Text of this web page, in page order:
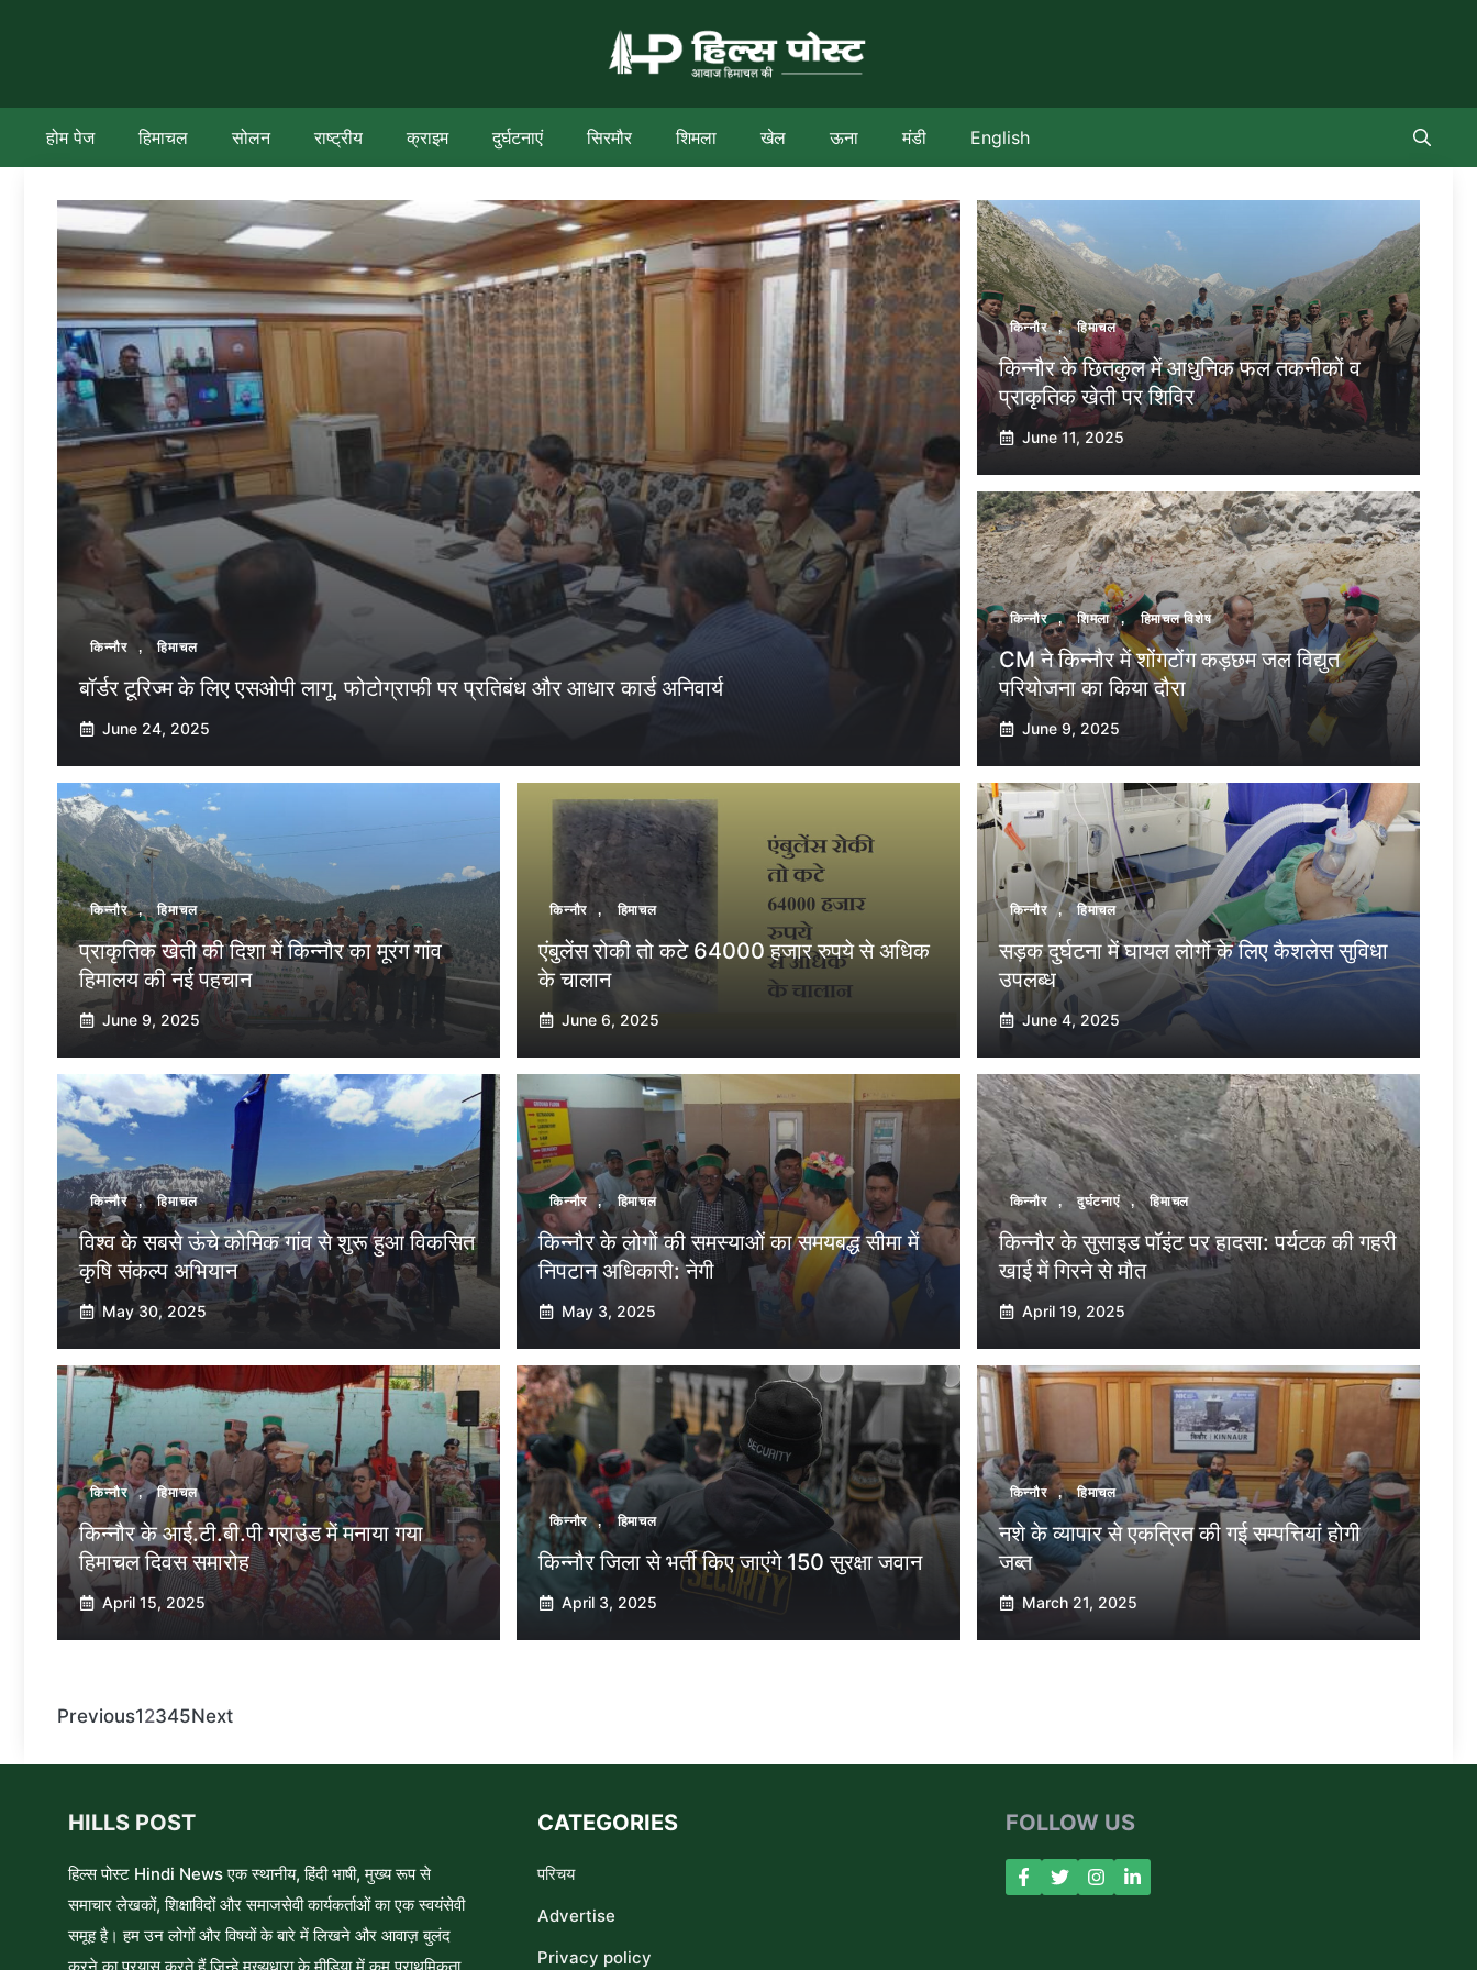
होम पेज हिमाचल सोलन राष्ट्रीय क्राइम दुर्घटनाएं सिरमौर शिमला खेल ऊना मंडी English
किन्नौर , हिमाचल
बॉर्डर टूरिज्म के लिए एसओपी लागू, फोटोग्राफी पर प्रतिबंध और आधार कार्ड अनिवार्य
June 24, 2025
किन्नौर , हिमाचल
किन्नौर के छितकुल में आधुनिक फल तकनीकों व
प्राकृतिक खेती पर शिविर
June 11, 2025
किन्नौर , शिमला , हिमाचल विशेष
CM ने किन्नौर में शोंगटोंग कड़छम जल विद्युत
परियोजना का किया दौरा
June 9, 2025
किन्नौर , हिमाचल
प्राकृतिक खेती की दिशा में किन्नौर का मूरंग गांव
हिमालय की नई पहचान
June 9, 2025
किन्नौर , हिमाचल
एंबुलेंस रोकी तो कटे 64000 हजार रुपये से अधिक
के चालान
June 6, 2025
किन्नौर , हिमाचल
सड़क दुर्घटना में घायल लोगों के लिए कैशलेस सुविधा
उपलब्ध
June 4, 2025
किन्नौर , हिमाचल
विश्व के सबसे ऊंचे कोमिक गांव से शुरू हुआ विकसित
कृषि संकल्प अभियान
May 30, 2025
किन्नौर , हिमाचल
किन्नौर के लोगों की समस्याओं का समयबद्ध सीमा में
निपटान अधिकारी: नेगी
May 3, 2025
किन्नौर , दुर्घटनाएं , हिमाचल
किन्नौर के सुसाइड पॉइंट पर हादसा: पर्यटक की गहरी
खाई में गिरने से मौत
April 19, 2025
किन्नौर , हिमाचल
किन्नौर के आई.टी.बी.पी ग्राउंड में मनाया गया
हिमाचल दिवस समारोह
April 15, 2025
किन्नौर , हिमाचल
किन्नौर जिला से भर्ती किए जाएंगे 150 सुरक्षा जवान
April 3, 2025
किन्नौर , हिमाचल
नशे के व्यापार से एकत्रित की गई सम्पत्तियां होगी
जब्त
March 21, 2025
Previous12345Next
HILLS POST
हिल्स पोस्ट Hindi News एक स्थानीय, हिंदी भाषी, मुख्य रूप से
समाचार लेखकों, शिक्षाविदों और समाजसेवी कार्यकर्ताओं का एक स्वयंसेवी
समूह है। हम उन लोगों और विषयों के बारे में लिखने और आवाज़ बुलंद
CATEGORIES
परिचय
Advertise
Privacy policy
FOLLOW US